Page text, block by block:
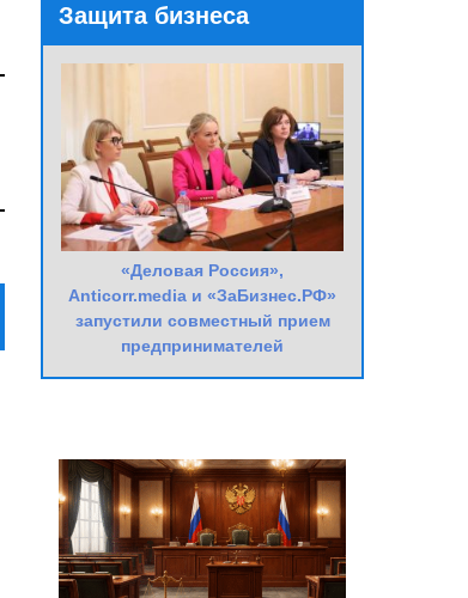
Защита бизнеса
«Деловая Россия»,
Anticorr.media и «ЗаБизнес.РФ»
запустили совместный прием
предпринимателей